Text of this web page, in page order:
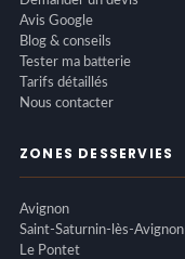
Avis Google
Blog & conseils
Tester ma batterie
Tarifs détaillés
Nous contacter
ZONES DESSERVIES
Avignon
Saint-Saturnin-lès-Avignon
Le Pontet